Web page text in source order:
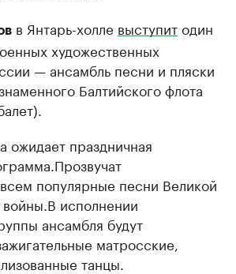
в Янтарь-холле выступитодин
художественных
— ансамбль песни и пляски
Балтийского флота
ожидает праздничная
популярные песни Великой
исполнении
ансамбля будут
матросские,
танцы.